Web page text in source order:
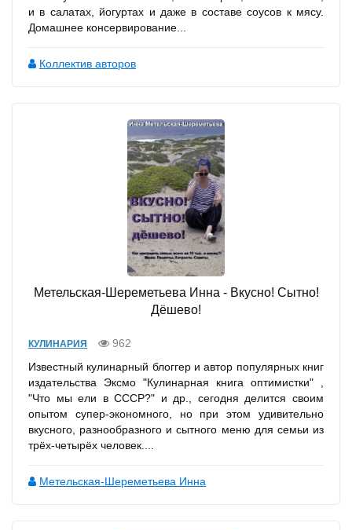
и в салатах, йогуртах и даже в составе соусов к мясу.
Домашнее консервирование...
Коллектив авторов
Метельская-Шереметьева Инна - Вкусно! Сытно!
Дёшево!
КУЛИНАРИЯ
962
Известный кулинарный блоггер и автор популярных книг
издательства Эксмо "Кулинарная книга оптимистки" ,
"Что мы ели в СССР?" и др., сегодня делится своим
опытом супер-экономного, но при этом удивительно
вкусного, разнообразного и сытного меню для семьи из
трёх-четырёх человек....
Метельская-Шереметьева Инна